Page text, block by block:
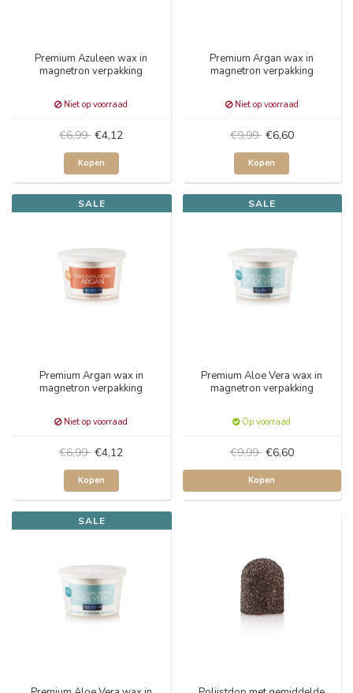
Premium Azuleen wax in
magnetron verpakking
Niet op voorraad
€6,99 €4,12
Kopen
Premium Argan wax in
magnetron verpakking
Niet op voorraad
€9,99 €6,60
Kopen
SALE
Premium Argan wax in
magnetron verpakking
Niet op voorraad
€6,99 €4,12
Kopen
SALE
Premium Aloe Vera wax in
magnetron verpakking
Op voorraad
€9,99 €6,60
Kopen
SALE